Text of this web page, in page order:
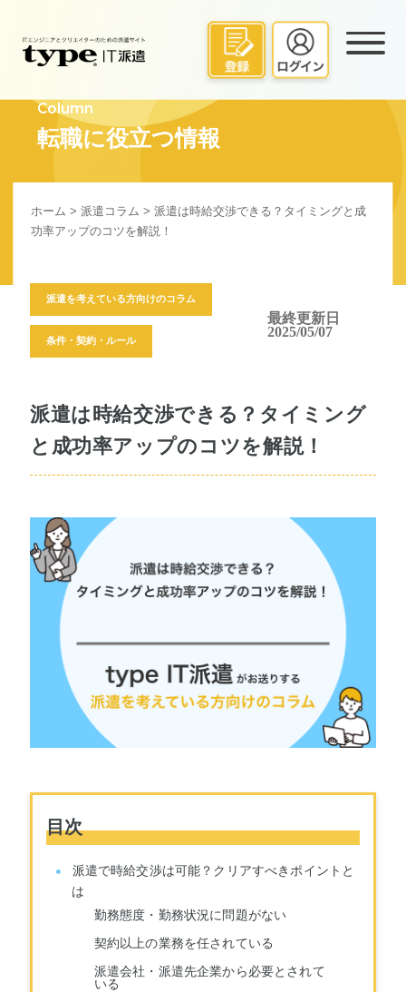
Column
転職に役立つ情報
ホーム >派遣コラム > 派遣は時給交渉できる？タイミングと成
功率アップのコツを解説！
派遣を考えている方向けのコラム
条件・契約・ルール
最終更新日
2025/05/07
派遣は時給交渉できる？タイミング
と成功率アップのコツを解説！
目次
派遣で時給交渉は可能？クリアすべきポイントと
は
勤務態度・勤務状況に問題がない
契約以上の業務を任されている
派遣会社・派遣先企業から必要とされて
いる